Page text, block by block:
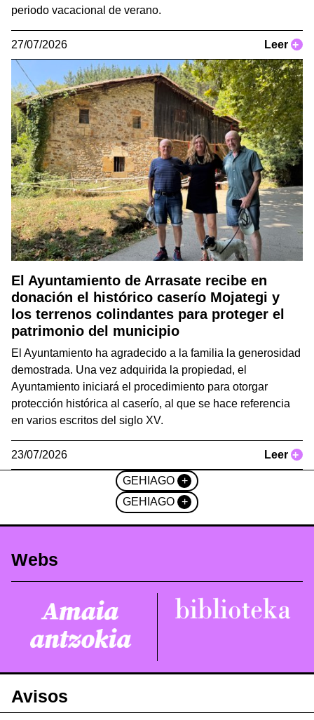
periodo vacacional de verano.
27/07/2026 Leer +
El Ayuntamiento de Arrasate recibe en
donación el histórico caserío Mojategi y
los terrenos colindantes para proteger el
patrimonio del municipio
El Ayuntamiento ha agradecido a la familia la generosidad
demostrada. Una vez adquirida la propiedad, el
Ayuntamiento iniciará el procedimiento para otorgar
protección histórica al caserío, al que se hace referencia
en varios escritos del siglo XV.
23/07/2026 Leer +
GEHIAGO +
GEHIAGO +
Webs
Avisos